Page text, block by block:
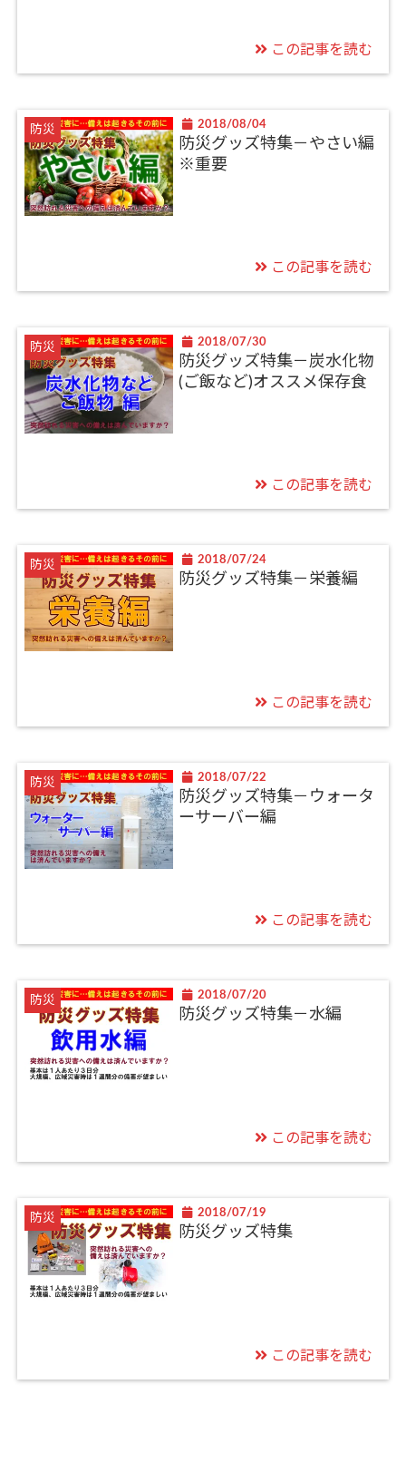
この記事を読む
防災 2018/08/04
防災グッズ特集－やさい編
※重要
この記事を読む
防災 2018/07/30
防災グッズ特集－炭水化物
(ご飯など)オススメ保存食
この記事を読む
防災 2018/07/24
防災グッズ特集－栄養編
この記事を読む
防災 2018/07/22
防災グッズ特集－ウォータ
ーサーバー編
この記事を読む
防災 2018/07/20
防災グッズ特集－水編
この記事を読む
防災 2018/07/19
防災グッズ特集
この記事を読む